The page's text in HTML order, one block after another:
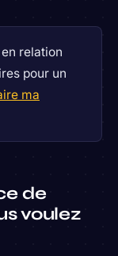
relation
pour un
ma
de
voulez